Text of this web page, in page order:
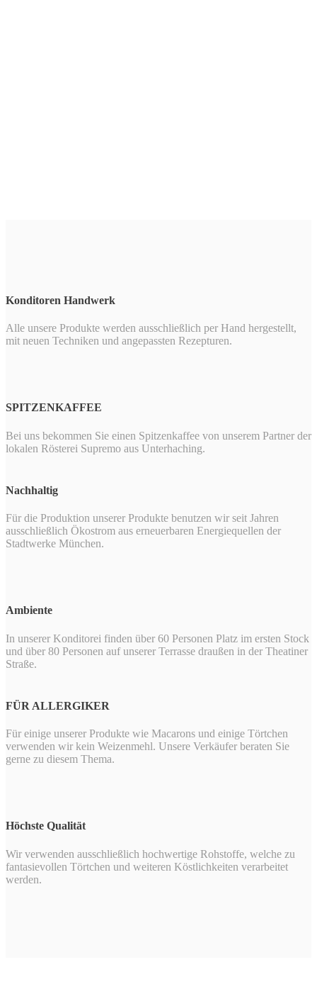
Konditoren Handwerk
Alle unsere Produkte werden ausschließlich per Hand hergestellt,
mit neuen Techniken und angepassten Rezepturen.
SPITZENKAFFEE
Bei uns bekommen Sie einen Spitzenkaffee von unserem Partner der
lokalen Rösterei Supremo aus Unterhaching.
Nachhaltig
Für die Produktion unserer Produkte benutzen wir seit Jahren
ausschließlich Ökostrom aus erneuerbaren Energiequellen der
Stadtwerke München.
Ambiente
In unserer Konditorei finden über 60 Personen Platz im ersten Stock
und über 80 Personen auf unserer Terrasse draußen in der Theatiner
Straße.
FÜR ALLERGIKER
Für einige unserer Produkte wie Macarons und einige Törtchen
verwenden wir kein Weizenmehl. Unsere Verkäufer beraten Sie
gerne zu diesem Thema.
Höchste Qualität
Wir verwenden ausschließlich hochwertige Rohstoffe, welche zu
fantasievollen Törtchen und weiteren Köstlichkeiten verarbeitet
werden.